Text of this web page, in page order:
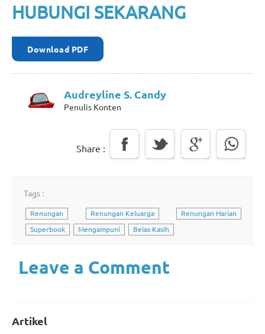
HUBUNGI SEKARANG
Download PDF
Audreyline S. Candy
Penulis Konten
Share :
Tags :
Renungan Renungan Keluarga
Renungan Harian
Superbook
Mengampuni Belas Kasih
Leave a Comment
Artikel